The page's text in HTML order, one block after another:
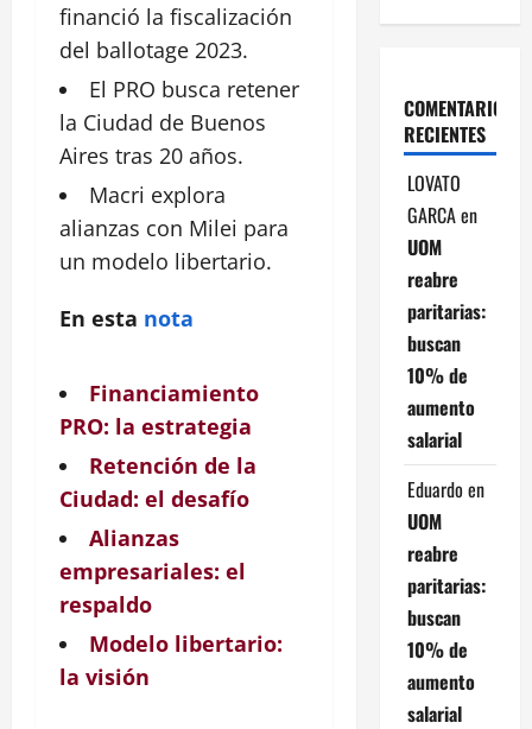
financió la fiscalización
del ballotage 2023.
El PRO busca retener
la Ciudad de Buenos
Aires tras 20 años.
Macri explora
alianzas con Milei para
un modelo libertario.
En esta nota
Financiamiento
PRO: la estrategia
Retención de la
Ciudad: el desafío
Alianzas
empresariales: el
respaldo
Modelo libertario:
la visión
COMENTARIOS
RECIENTES
LOVATO
GARCAen
UOM
reabre
paritarias:
buscan
10% de
aumento
salarial
Eduardo en
UOM
reabre
paritarias:
buscan
10% de
aumento
salarial